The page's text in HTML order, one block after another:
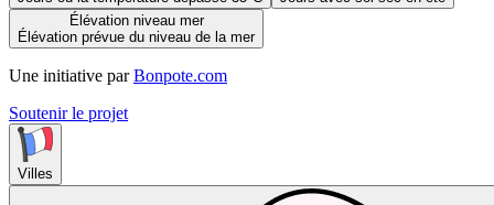
Élévation niveau mer
Élévation prévue du niveau de la mer
Une initiative par Bonpote.com
Soutenir le projet
Villes